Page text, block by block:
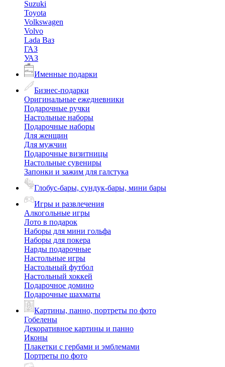
Suzuki
Toyota
Volkswagen
Volvo
Lada Ваз
ГАЗ
УАЗ
Именные подарки
Бизнес-подарки
Оригинальные ежедневники
Подарочные ручки
Настольные наборы
Подарочные наборы
Для женщин
Для мужчин
Подарочные визитницы
Настольные сувениры
Запонки и зажим для галстука
Глобус-бары, сундук-бары, мини бары
Игры и развлечения
Алкогольные игры
Лото в подарок
Наборы для мини гольфа
Наборы для покера
Нарды подарочные
Настольные игры
Настольный футбол
Настольный хоккей
Подарочное домино
Подарочные шахматы
Картины, панно, портреты по фото
Гобелены
Декоративное картины и панно
Иконы
Плакетки с гербами и эмблемами
Портреты по фото